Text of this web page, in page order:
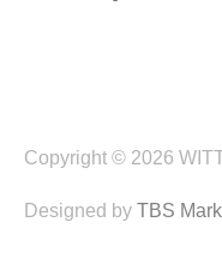
Copyright © 2026
Designed by TBS